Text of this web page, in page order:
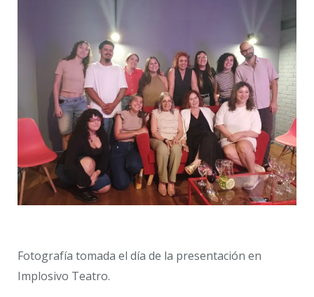
Fotografía tomada el día de la presentación en
Implosivo Teatro.